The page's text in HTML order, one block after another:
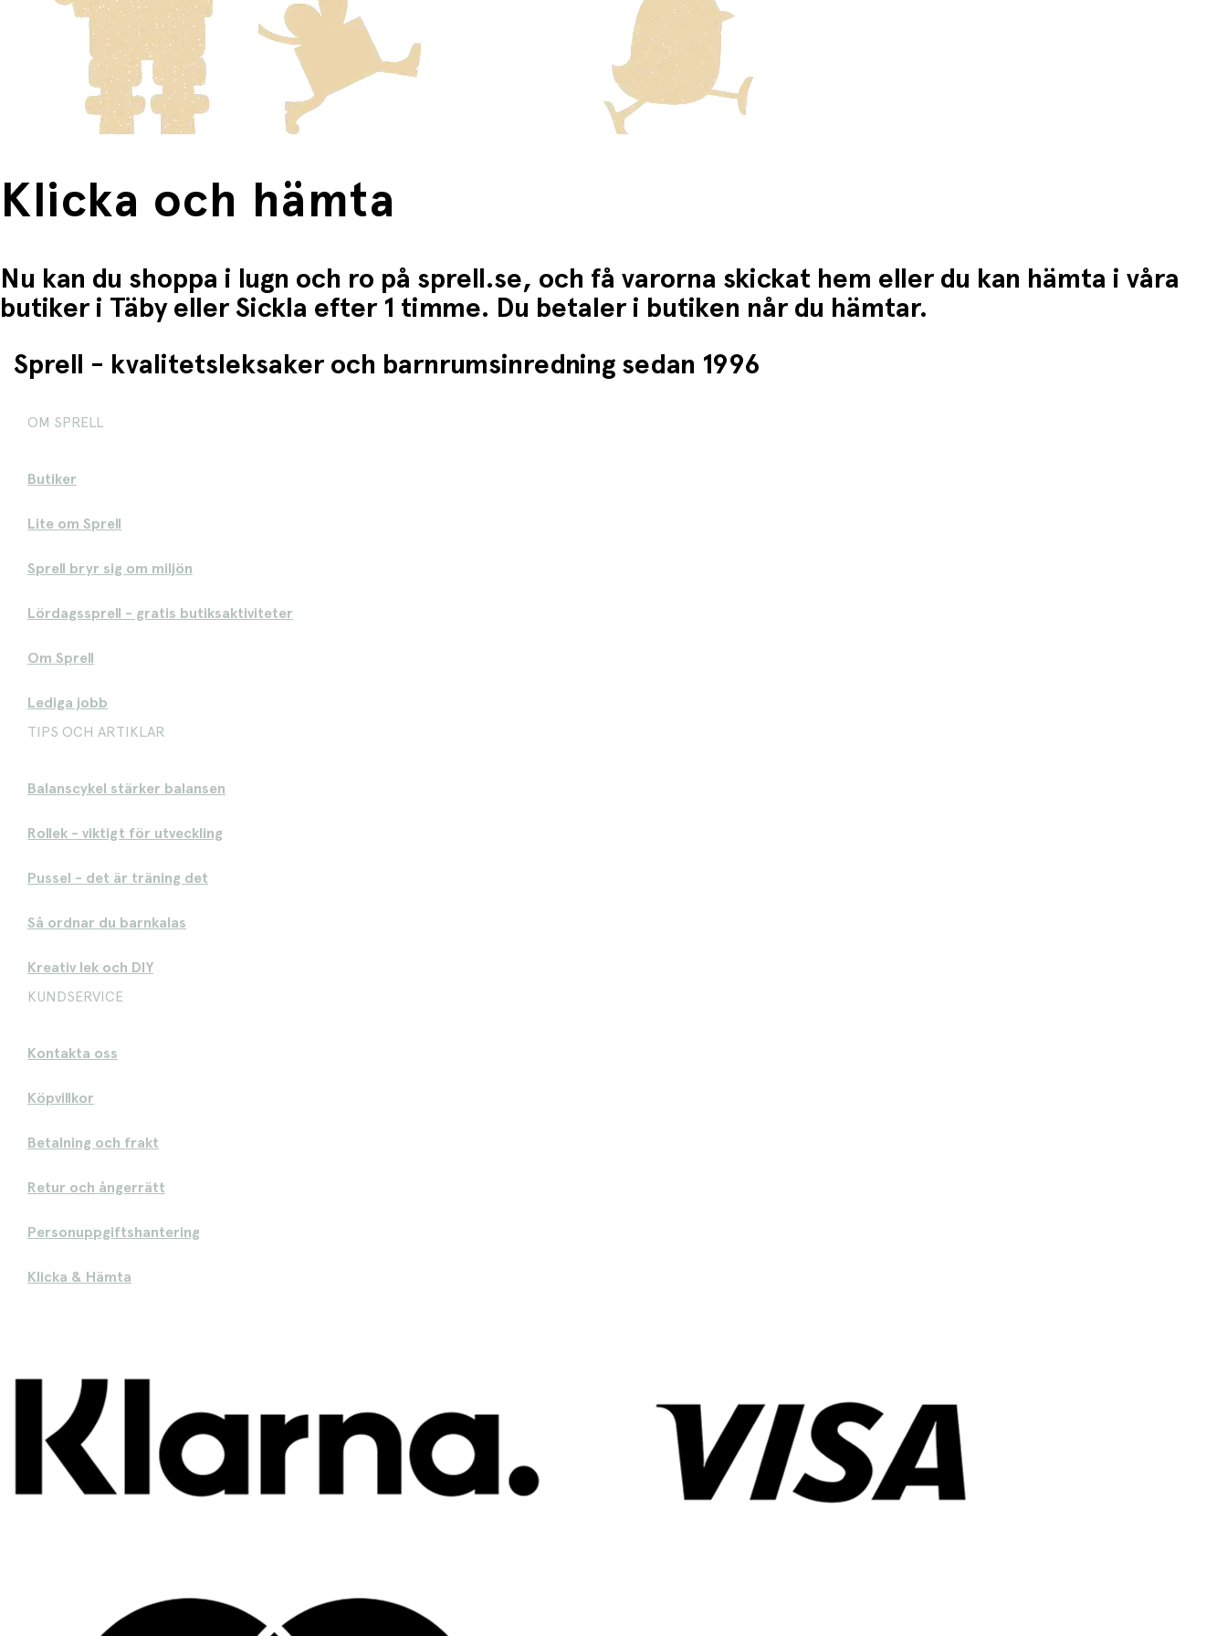
Klicka och hämta
Nu kan du shoppa i lugn och ro på sprell.se, och få varorna skickat hem eller du kan hämta i våra
butiker i Täby eller Sickla efter 1 timme. Du betaler i butiken når du hämtar.
Sprell - kvalitetsleksaker och barnrumsinredning sedan 1996
OM SPRELL
Butiker
Lite om Sprell
Sprell bryr sig om miljön
Lördagssprell - gratis butiksaktiviteter
Om Sprell
Lediga jobb
TIPS OCH ARTIKLAR
Balanscykel stärker balansen
Rollek - viktigt för utveckling
Pussel - det är träning det
Så ordnar du barnkalas
Kreativ lek och DIY
KUNDSERVICE
Kontakta oss
Köpvillkor
Betalning och frakt
Retur och ångerrätt
Personuppgiftshantering
Klicka & Hämta